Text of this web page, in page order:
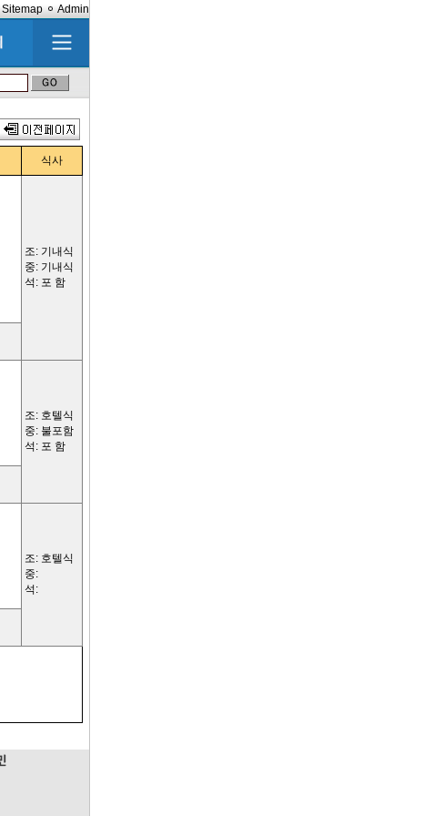
Sitemap Admin
식사
조: 기내식
중: 기내식
석: 포 함
조: 호텔식
중: 불포함
석: 포 함
조: 호텔식
중:
석: